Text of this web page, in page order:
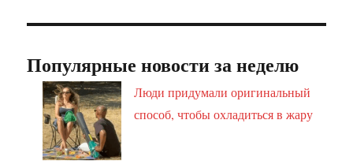
Популярные новости за неделю
Люди придумали оригинальный
способ, чтобы охладиться в жару